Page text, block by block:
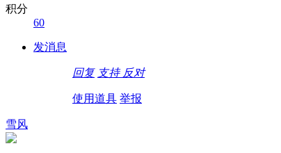
积分
60
发消息
回复 支持 反对
使用道具 举报
雪风